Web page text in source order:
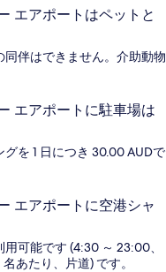
エアポートはペットと
伴はできません。介助動物
エアポートに駐車場は
を 1 日につき 30.00 AUDで
エアポートに空港シャ
可能です (4:30 ～ 23:00、
あたり、片道) です。